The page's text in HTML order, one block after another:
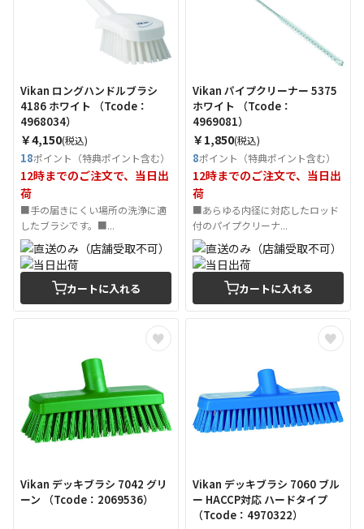
Vikan ロングハンドルブラシ
4186 ホワイト （Tcode：
4968034）
￥4,150(税込)
18ポイント（特典ポイント含む）
12時までのご注文で、当日出
荷
■手の届きにくい場所の洗浄に適
したブラシです。■...
カートに入れる
Vikan パイプクリーナー 5375
ホワイト （Tcode：
4969081）
￥1,850(税込)
8ポイント（特典ポイント含む）
12時までのご注文で、当日出
荷
■あらゆる内径に対応したロッド
付のパイプクリーナ...
カートに入れる
Vikan デッキブラシ 7042 グリ
ーン （Tcode：2069536）
Vikan デッキブラシ 7060 ブル
ー HACCP対応 ハードタイプ
（Tcode：4970322）